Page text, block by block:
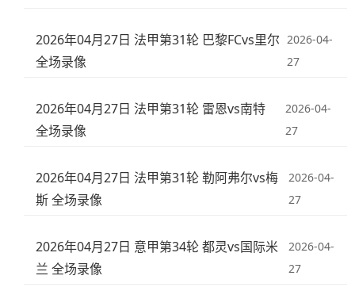
2026年04月27日 法甲第31轮 巴黎FCvs里尔
全场录像
2026-04-
27
2026年04月27日 法甲第31轮 雷恩vs南特
全场录像
2026-04-
27
2026年04月27日 法甲第31轮 勒阿弗尔vs梅
斯 全场录像
2026-04-
27
2026年04月27日 意甲第34轮 都灵vs国际米
兰 全场录像
2026-04-
27